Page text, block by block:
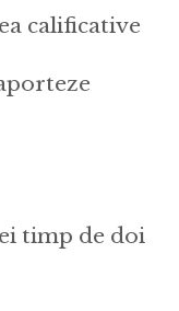
calificative
timp de doi